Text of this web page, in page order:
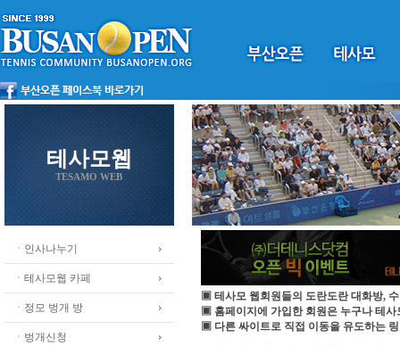
테사모웹
TESAMO WEB
ㆍ인사나누기
ㆍ테사모웹 카페
ㆍ정모 벙개 방
ㆍ벙개신청
▣ 테사모 웹회원들의 도란도란 대화방,
▣ 홈페이지에 가입한 회원은 누구나 테사
▣ 다른 싸이트로 직접 이동을 유도하는